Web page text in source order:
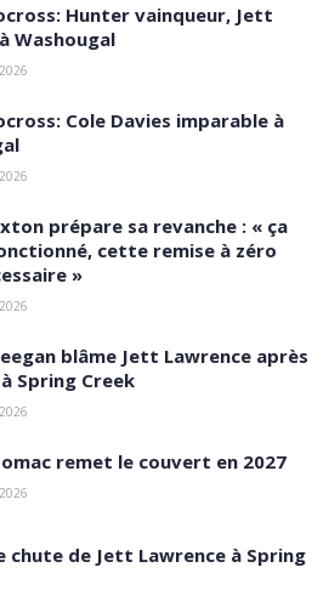
Hunter vainqueur, Jett
Washougal
Cole Davies imparable à
prépare sa revanche : « ça
cette remise à zéro
»
blâme Jett Lawrence après
Spring Creek
remet le couvert en 2027
chute de Jett Lawrence à Spring